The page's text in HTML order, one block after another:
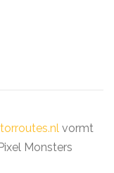
vormt
Monsters